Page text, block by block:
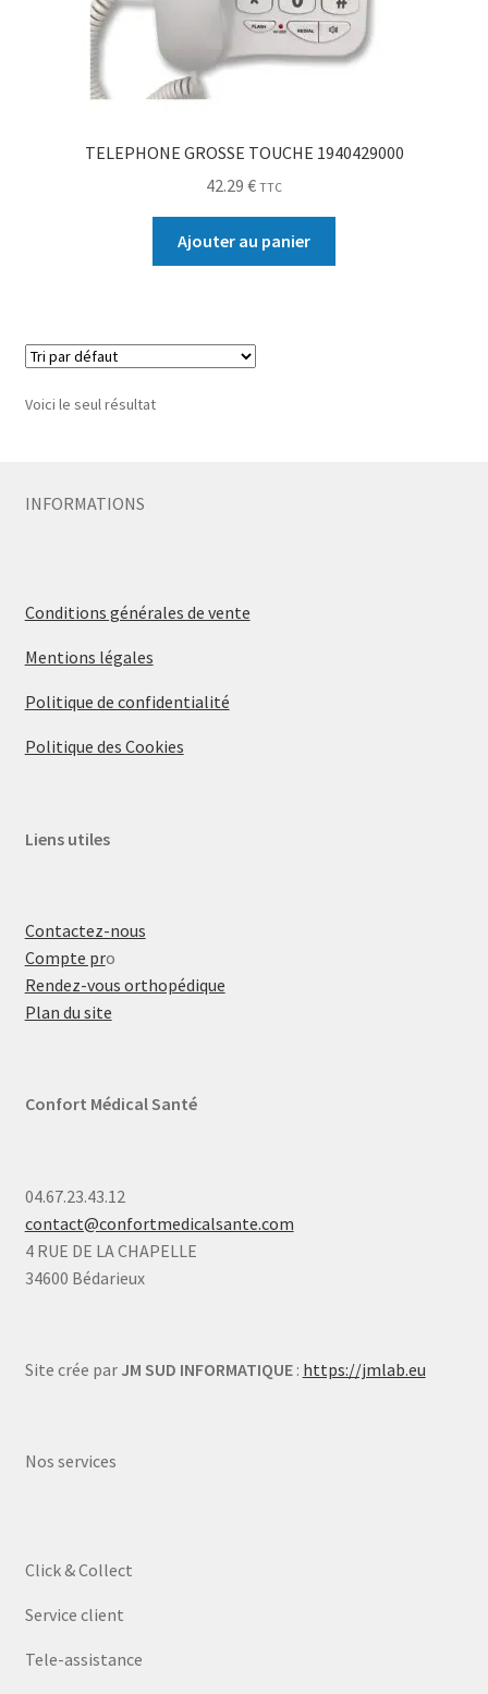
TELEPHONE GROSSE TOUCHE 1940429000
42.29 € TTC
Ajouter au panier
Voici le seul résultat
INFORMATIONS
Conditions générales de vente
Mentions légales
Politique de confidentialité
Politique des Cookies
Liens utiles
Contactez-nous
Compte pro
Rendez-vous orthopédique
Plan du site
Confort Médical Santé
04.67.23.43.12
contact@confortmedicalsante.com
4 RUE DE LA CHAPELLE
34600 Bédarieux
Site crée par JM SUD INFORMATIQUE: https://jmlab.eu
Nos services
Click & Collect
Service client
Tele-assistance